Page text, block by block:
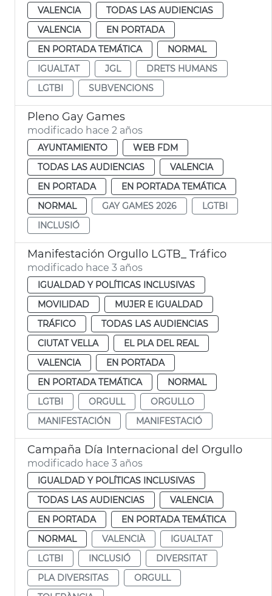
VALENCIA
TODAS LAS AUDIENCIAS
VALENCIA
EN PORTADA
EN PORTADA TEMÁTICA
NORMAL
IGUALTAT
JGL
DRETS HUMANS
LGTBI
SUBVENCIONS
Pleno Gay Games
modificado hace 2 años
AYUNTAMIENTO
WEB FDM
TODAS LAS AUDIENCIAS
VALENCIA
EN PORTADA
EN PORTADA TEMÁTICA
NORMAL
GAY GAMES 2026
LGTBI
INCLUSIÓ
Manifestación Orgullo LGTB_ Tráfico
modificado hace 3 años
IGUALDAD Y POLÍTICAS INCLUSIVAS
MOVILIDAD
MUJER E IGUALDAD
TRÁFICO
TODAS LAS AUDIENCIAS
CIUTAT VELLA
EL PLA DEL REAL
VALENCIA
EN PORTADA
EN PORTADA TEMÁTICA
NORMAL
LGTBI
ORGULL
ORGULLO
MANIFESTACIÓN
MANIFESTACIÓ
Campaña Día Internacional del Orgullo
modificado hace 3 años
IGUALDAD Y POLÍTICAS INCLUSIVAS
TODAS LAS AUDIENCIAS
VALENCIA
EN PORTADA
EN PORTADA TEMÁTICA
NORMAL
VALENCIÀ
IGUALTAT
LGTBI
INCLUSIÓ
DIVERSITAT
PLA DIVERSITAS
ORGULL